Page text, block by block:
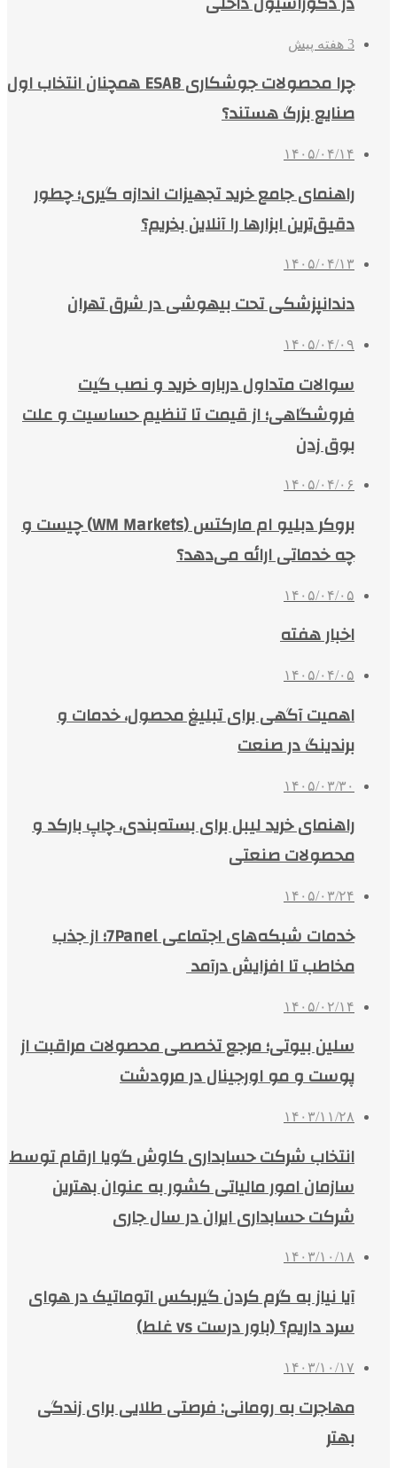
3 هفته پیش
چرا محصولات جوشکاری ESAB همچنان انتخاب اول
صنایع بزرگ هستند؟
۱۴۰۵/۰۴/۱۴
راهنمای جامع خرید تجهیزات اندازه گیری؛ چطور
دقیق‌ترین ابزارها را آنلاین بخریم؟
۱۴۰۵/۰۴/۱۳
دندانپزشکی تحت بیهوشی در شرق تهران
۱۴۰۵/۰۴/۰۹
سوالات متداول درباره خرید و نصب گیت
فروشگاهی؛ از قیمت تا تنظیم حساسیت و علت
بوق زدن
۱۴۰۵/۰۴/۰۶
بروکر دبلیو ام مارکتس (WM Markets) چیست و
چه خدماتی ارائه می‌دهد؟
۱۴۰۵/۰۴/۰۵
اخبار هفته
۱۴۰۵/۰۴/۰۵
اهمیت آگهی برای تبلیغ محصول، خدمات و
برندینگ در صنعت
۱۴۰۵/۰۳/۳۰
راهنمای خرید لیبل برای بسته‌بندی، چاپ بارکد و
محصولات صنعتی
۱۴۰۵/۰۳/۲۴
خدمات شبکه‌های اجتماعی 7Panel؛ از جذب
مخاطب تا افزایش درآمد
۱۴۰۵/۰۲/۱۴
سلین بیوتی؛ مرجع تخصصی محصولات مراقبت از
پوست و مو اورجینال در مرودشت
۱۴۰۳/۱۱/۲۸
انتخاب شرکت حسابداری کاوش گویا ارقام توسط
سازمان امور مالیاتی کشور به عنوان بهترین
شرکت حسابداری ایران در سال جاری
۱۴۰۳/۱۰/۱۸
آیا نیاز به گرم کردن گیربکس اتوماتیک در هوای
سرد داریم؟ (باور درست vs غلط)
۱۴۰۳/۱۰/۱۷
مهاجرت به رومانی: فرصتی طلایی برای زندگی
بهتر